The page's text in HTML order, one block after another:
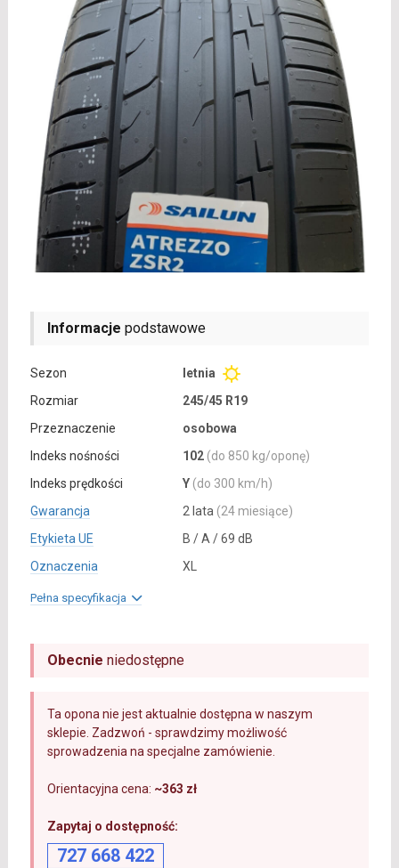
Informacje podstawowe
Sezon
letnia
Rozmiar
245/45 R19
Przeznaczenie
osobowa
Indeks nośności
102 (do 850 kg/oponę)
Indeks prędkości
Y (do 300 km/h)
Gwarancja
2 lata (24 miesiące)
Etykieta UE
B / A / 69 dB
Oznaczenia
XL
Pełna specyfikacja
Obecnie niedostępne
Ta opona nie jest aktualnie dostępna w naszym
sklepie. Zadzwoń - sprawdzimy możliwość
sprowadzenia na specjalne zamówienie.
Orientacyjna cena: ~363 zł
Zapytaj o dostępność:
727 668 422